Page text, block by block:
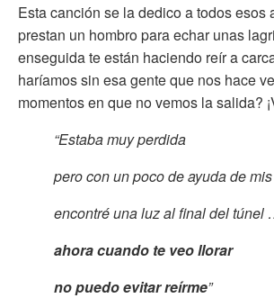
Esta canción se la dedico a todos esos
prestan un hombro para echar unas
enseguida te están haciendo reír a
haríamos sin esa gente que nos hace
momentos en que no vemos la salida?
“Estaba muy perdida
pero con un poco de ayuda de
encontré una luz al final del túnel
ahora cuando te veo llorar
no puedo evitar reírme”